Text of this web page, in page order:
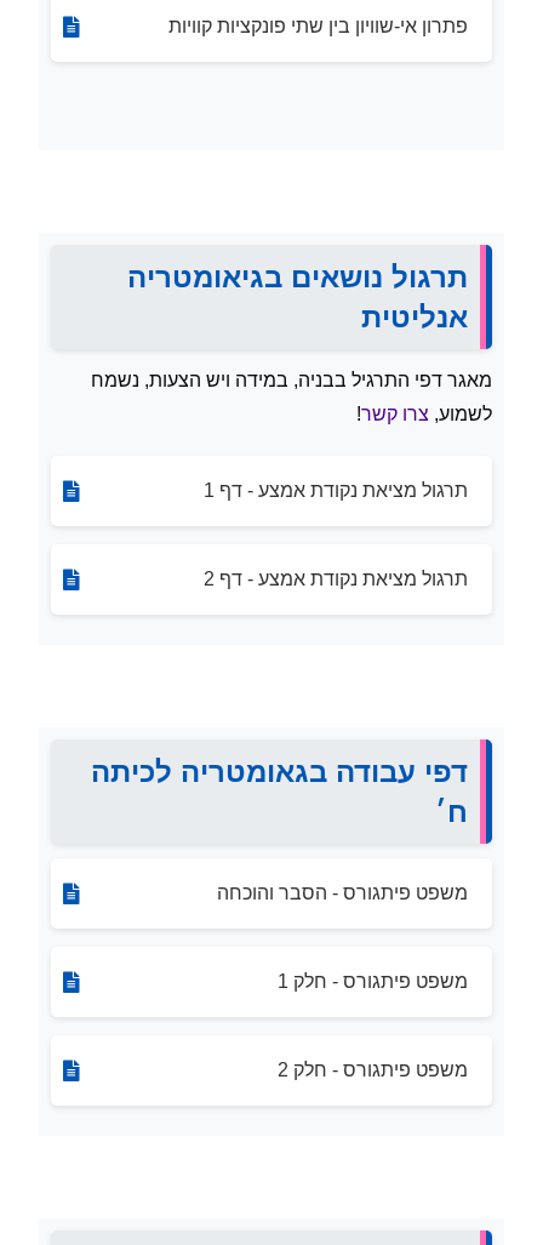
פתרון אי-שוויון בין שתי פונקציות קוויות
תרגול נושאים בגיאומטריה
אנליטית
מאגר דפי התרגיל בבניה, במידה ויש הצעות, נשמח
לשמוע, צרו קשר!
תרגול מציאת נקודת אמצע - דף 1
תרגול מציאת נקודת אמצע - דף 2
דפי עבודה בגאומטריה לכיתה
ח׳
משפט פיתגורס - הסבר והוכחה
משפט פיתגורס - חלק 1
משפט פיתגורס - חלק 2